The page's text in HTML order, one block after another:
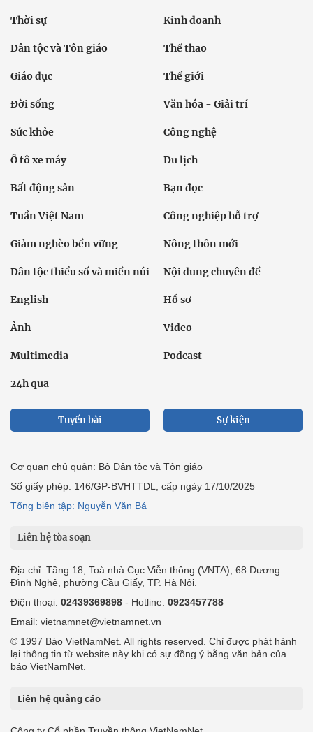
Thời sự Kinh doanh
Dân tộc và Tôn giáo Thể thao
Giáo dục Thế giới
Đời sống Văn hóa - Giải trí
Sức khỏe Công nghệ
Ô tô xe máy Du lịch
Bất động sản Bạn đọc
Tuần Việt Nam Công nghiệp hỗ trợ
Giảm nghèo bền vững Nông thôn mới
Dân tộc thiểu số và miền núi Nội dung chuyên đề
English Hồ sơ
Ảnh Video
Multimedia Podcast
24h qua
Tuyến bài Sự kiện
Cơ quan chủ quản: Bộ Dân tộc và Tôn giáo
Số giấy phép: 146/GP-BVHTTDL, cấp ngày 17/10/2025
Tổng biên tập: Nguyễn Văn Bá
Liên hệ tòa soạn
Địa chỉ: Tầng 18, Toà nhà Cục Viễn thông (VNTA), 68 Dương
Đình Nghệ, phường Cầu Giấy, TP. Hà Nội.
Điện thoại: 02439369898 - Hotline: 0923457788
Email: vietnamnet@vietnamnet.vn
© 1997 Báo VietNamNet. All rights reserved. Chỉ được phát hành
lại thông tin từ website này khi có sự đồng ý bằng văn bản của
báo VietNamNet.
Liên hệ quảng cáo